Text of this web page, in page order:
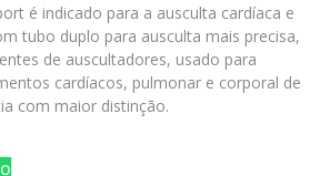
é indicado para a ausculta cardíaca e
tubo duplo para ausculta mais precisa,
de auscultadores, usado para
cardíacos, pulmonar e corporal de
com maior distinção.